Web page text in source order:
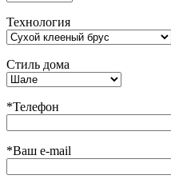
Технология
Стиль дома
*Телефон
*Ваш e-mail